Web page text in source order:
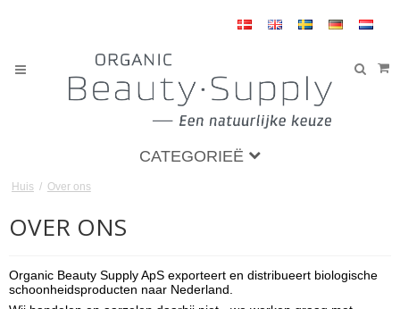
CATEGORIEË
Huis / Over ons
OVER ONS
Organic Beauty Supply ApS exporteert en distribueert biologische
schoonheidsproducten naar Nederland.